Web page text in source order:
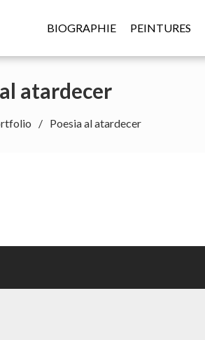
BIOGRAPHIE PEINTURES
atardecer
Poesia al atardecer